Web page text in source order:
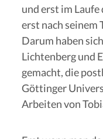
und erst im
erst nach
Darum haben
Lichtenberg und
gemacht, die
Göttinger
Arbeiten von